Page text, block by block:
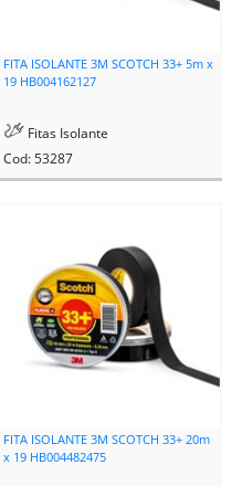
FITA ISOLANTE 3M SCOTCH 33+ 5m x
19 HB004162127
Fitas Isolante
Cod: 53287
FITA ISOLANTE 3M SCOTCH 33+ 20m
x 19 HB004482475